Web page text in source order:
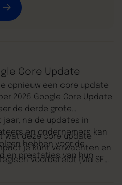
Core Update
opnieuw een core update
2025 Google Core Update
de derde grote
na de updates in
en ondernemers kan
hebben voor de
en prestaties van hun
wat deze core update
je kunt verwachten en
voorbereidt (via SEO